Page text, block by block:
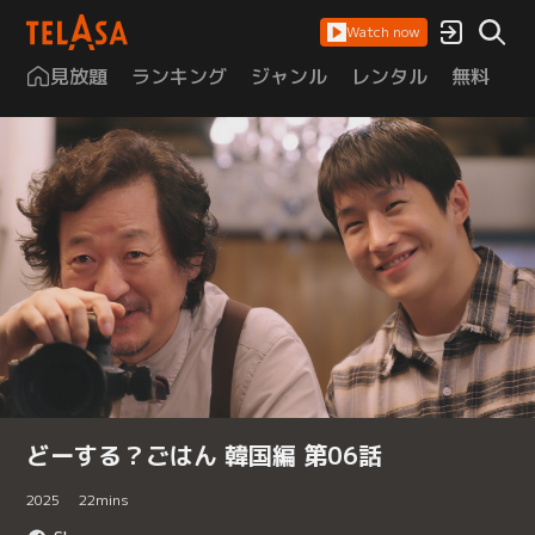
Watch now
見放題 ランキング ジャンル レンタル 無料
どーする？ごはん 韓国編 第06話
2025 22mins